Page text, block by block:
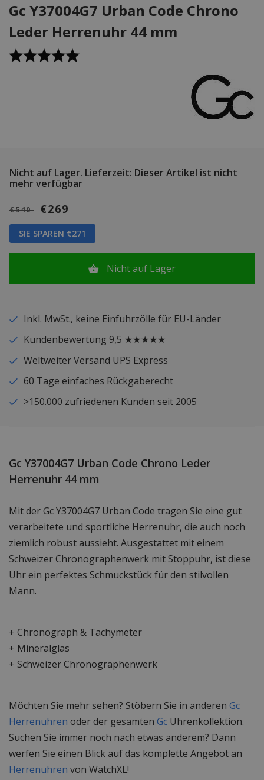
Gc Y37004G7 Urban Code Chrono
Leder Herrenuhr 44 mm
Nicht auf Lager. Lieferzeit: Dieser Artikel ist nicht
mehr verfügbar
€540 €269
SIE SPAREN €271
Nicht auf Lager
Inkl. MwSt., keine Einfuhrzölle für EU-Länder
Kundenbewertung 9,5 ★★★★★
Weltweiter Versand UPS Express
60 Tage einfaches Rückgaberecht
>150.000 zufriedenen Kunden seit 2005
Gc Y37004G7 Urban Code Chrono Leder
Herrenuhr 44 mm
Mit der Gc Y37004G7 Urban Code tragen Sie eine gut
verarbeitete und sportliche Herrenuhr, die auch noch
ziemlich robust aussieht. Ausgestattet mit einem
Schweizer Chronographenwerk mit Stoppuhr, ist diese
Uhr ein perfektes Schmuckstück für den stilvollen
Mann.
+ Chronograph & Tachymeter
+ Mineralglas
+ Schweizer Chronographenwerk
Möchten Sie mehr sehen? Stöbern Sie in anderen Gc
Herrenuhren oder der gesamten Gc Uhrenkollektion.
Suchen Sie immer noch nach etwas anderem? Dann
werfen Sie einen Blick auf das komplette Angebot an
Herrenuhren von WatchXL!